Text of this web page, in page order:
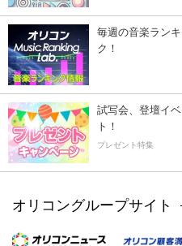
毎週の音楽ラン
ク！
試写会、登壇イ
ト！
プレゼント特集
オリコングループサイト